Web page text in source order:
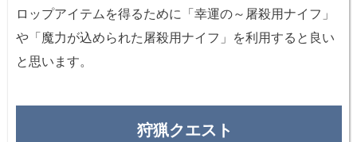
ロップアイテムを得るために「幸運の～屠殺用ナイフ」
や「魔力が込められた屠殺用ナイフ」を利用すると良い
と思います。
狩猟クエスト